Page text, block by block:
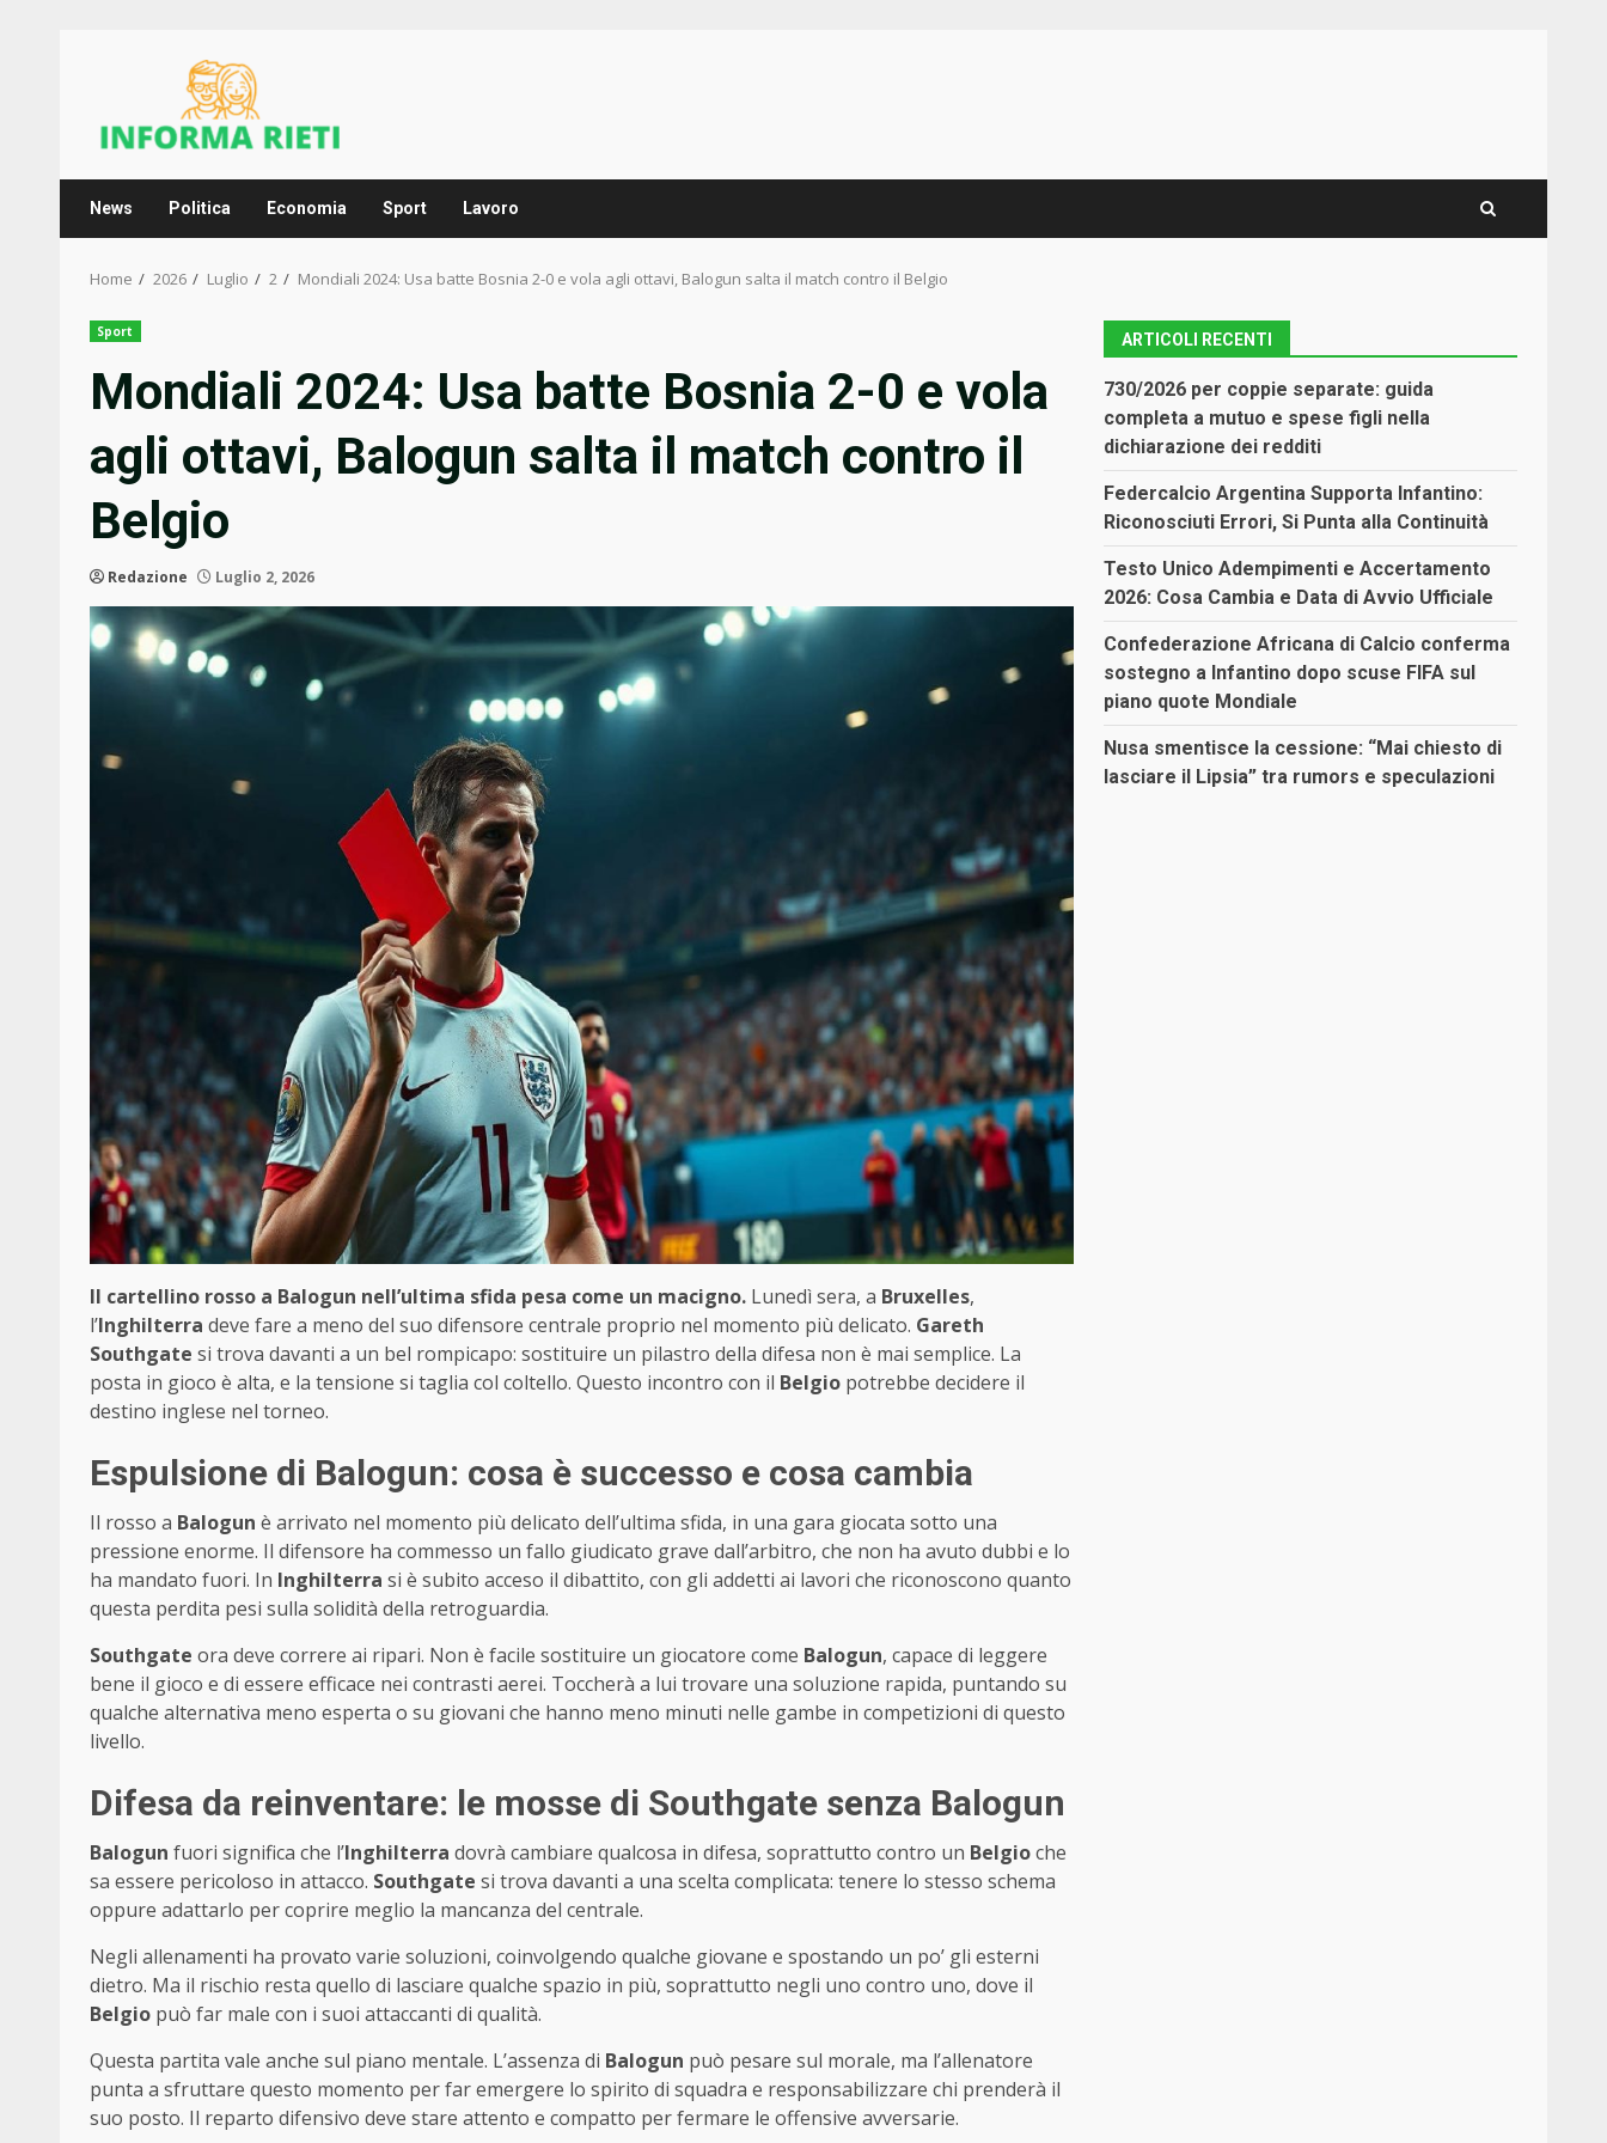
News Politica Economia Sport Lavoro
Home 2026 Luglio 2 Mondiali 2024: Usa batte Bosnia 2-0 e vola agli ottavi, Balogun salta il match contro il Belgio
Sport
Mondiali 2024: Usa batte Bosnia 2-0 e vola
agli ottavi, Balogun salta il match contro il
Belgio
Redazione Luglio 2, 2026
Il cartellino rosso a Balogun nell’ultima sfida pesa come un macigno. Lunedì sera, a Bruxelles,
l’Inghilterra deve fare a meno del suo difensore centrale proprio nel momento più delicato. Gareth
Southgate si trova davanti a un bel rompicapo: sostituire un pilastro della difesa non è mai semplice. La
posta in gioco è alta, e la tensione si taglia col coltello. Questo incontro con il Belgio potrebbe decidere il
destino inglese nel torneo.
Espulsione di Balogun: cosa è successo e cosa cambia
Il rosso a Balogun è arrivato nel momento più delicato dell’ultima sfida, in una gara giocata sotto una
pressione enorme. Il difensore ha commesso un fallo giudicato grave dall’arbitro, che non ha avuto dubbi e lo
ha mandato fuori. In Inghilterra si è subito acceso il dibattito, con gli addetti ai lavori che riconoscono quanto
questa perdita pesi sulla solidità della retroguardia.
Southgate ora deve correre ai ripari. Non è facile sostituire un giocatore come Balogun, capace di leggere
bene il gioco e di essere efficace nei contrasti aerei. Toccherà a lui trovare una soluzione rapida, puntando su
qualche alternativa meno esperta o su giovani che hanno meno minuti nelle gambe in competizioni di questo
livello.
Difesa da reinventare: le mosse di Southgate senza Balogun
Balogun fuori significa che l’Inghilterra dovrà cambiare qualcosa in difesa, soprattutto contro un Belgioche
sa essere pericoloso in attacco. Southgate si trova davanti a una scelta complicata: tenere lo stesso schema
oppure adattarlo per coprire meglio la mancanza del centrale.
Negli allenamenti ha provato varie soluzioni, coinvolgendo qualche giovane e spostando un po’ gli esterni
dietro. Ma il rischio resta quello di lasciare qualche spazio in più, soprattutto negli uno contro uno, dove il
Belgio può far male con i suoi attaccanti di qualità.
Questa partita vale anche sul piano mentale. L’assenza di Balogun può pesare sul morale, ma l’allenatore
punta a sfruttare questo momento per far emergere lo spirito di squadra e responsabilizzare chi prenderà il
suo posto. Il reparto difensivo deve stare attento e compatto per fermare le offensive avversarie.
ARTICOLI RECENTI
730/2026 per coppie separate: guida
completa a mutuo e spese figli nella
dichiarazione dei redditi
Federcalcio Argentina Supporta Infantino:
Riconosciuti Errori, Si Punta alla Continuità
Testo Unico Adempimenti e Accertamento
2026: Cosa Cambia e Data di Avvio Ufficiale
Confederazione Africana di Calcio conferma
sostegno a Infantino dopo scuse FIFA sul
piano quote Mondiale
Nusa smentisce la cessione: “Mai chiesto di
lasciare il Lipsia” tra rumors e speculazioni